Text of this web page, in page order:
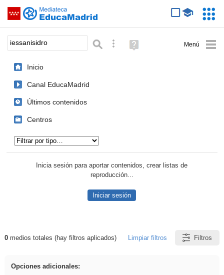
Saltar navegación
Palabra o frase: Búsqueda avanzada
Ayuda
(en
Inicio
Canal EducaMadrid
Últimos contenidos
Centros
Inicia sesión para aportar contenidos, crear listas de
reproducción...
Iniciar sesión
Resultados de: iessanisidro
0medios totales (hay filtros aplicados) Limpiar filtros Filtros
Opciones adicionales: